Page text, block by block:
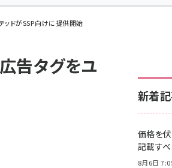
ッドがSSP向けに提供開始
告タグをユ
新着
価格を
記載すべ
8月6日